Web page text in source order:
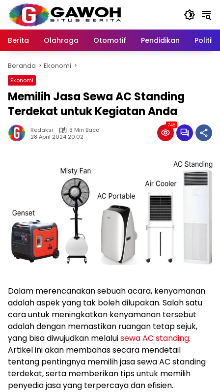
Langsung
konten
Berita
Olahraga Otomotif Pendidikan Politik
Beranda Ekonomi
Ekonomi
Memilih Jasa Sewa AC Standing
Terdekat untuk Kegiatan Anda
Redaksi
3 Min Baca
28 April 2024 20:02
748
Dalam merencanakan sebuah acara, kenyamanan
adalah aspek yang tak boleh dilupakan. Salah satu
cara untuk meningkatkan kenyamanan tersebut
adalah dengan memastikan ruangan tetap sejuk,
yang bisa diwujudkan melaluisewa AC standing.
Artikel ini akan membahas secara mendetail
tentang pentingnya memilih jasa sewa AC standing
terdekat, serta memberikan tips untuk memilih
penyedia jasa yang terpercaya dan efisien.